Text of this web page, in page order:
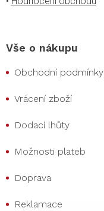
Vše o nákupu
Obchodní podmínky
Vrácení zboží
Dodací lhůty
Možnosti plateb
Doprava
Reklamace